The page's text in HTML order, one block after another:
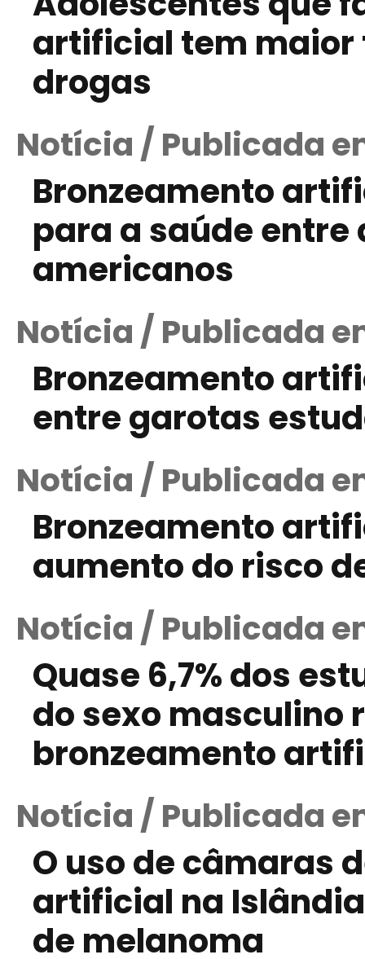
artificial tem maior
drogas
Notícia / Publicada
Bronzeamento
para a saúde entre
americanos
Notícia / Publicada
Bronzeamento
entre garotas
Notícia / Publicada
Bronzeamento
aumento do risco
Notícia / Publicada
Quase 6,7% dos
do sexo masculino
bronzeamento
Notícia / Publicada
O uso de câmaras
artificial na
de melanoma